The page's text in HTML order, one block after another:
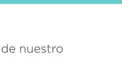
nuestro